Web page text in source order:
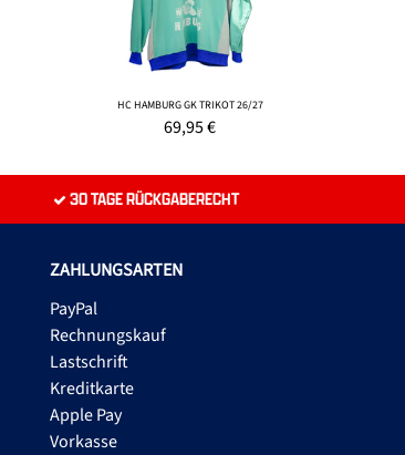
HC HAMBURG GK TRIKOT 26/27
69,95€
30 TAGE RÜCKGABERECHT
ZAHLUNGSARTEN
PayPal
Rechnungskauf
Lastschrift
Kreditkarte
Apple Pay
Vorkasse